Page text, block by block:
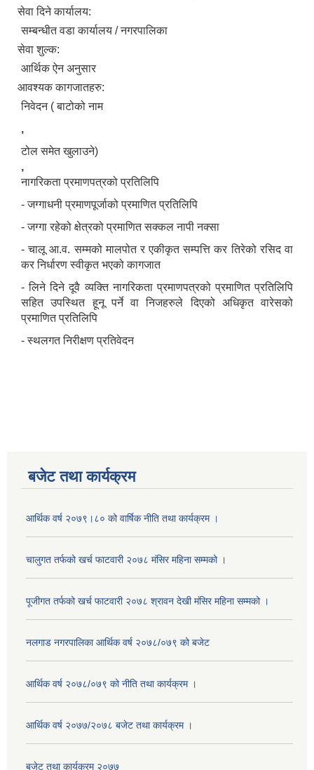
सेवा दिने कार्यालय:
सम्बन्धीत वडा कार्यालय / नगरपालिका
सेवा शुल्क:
आर्थिक ऐन अनुसार
आवश्यक कागजातहरु:
निवेदन ( बाटोको नाम
,
टोल समेत खुलाउने)
,
नागरिकता प्रमाणपत्रको प्रतिलिपि
- जग्गाधनी प्रमाणपूर्जाको प्रमाणित प्रतिलिपि
- जग्गा रहेको क्षेत्रको प्रमाणित सक्कल नापी नक्सा
- चालू आ.व. सम्मको मालपोत र एकीकृत सम्पत्ति कर तिरेको रसिद वा
कर निर्धारण स्वीकृत भएको कागजात
- लिने दिने दूवै व्यक्ति नागरिकता प्रमाणपत्रको प्रमाणित प्रतिलिपि
सहित उपस्थित हूनू पर्ने वा निजहरुले दिएको अधिकृत वारेसको
प्रमाणित प्रतिलिपि
- स्थलगत निरीक्षण प्रतिवेदन
बजेट तथा कार्यक्रम
आर्थिक वर्ष २०७९।८० को वार्षिक नीति तथा कार्यक्रम ।
चालुगत तर्फको खर्च फाटवारी २०७८ मंसिर महिना सम्मको ।
पूजीगत तर्फको खर्च फाटवारी २०७८ श्रावन देखी मंसिर महिना सम्मको ।
नलगाड नगरपालिका आर्थिक वर्ष २०७८/०७९ को बजेट
आर्थिक वर्ष २०७८/०७९ को नीति तथा कार्यक्रम ।
आर्थिक वर्ष २०७७/२०७८ बजेट तथा कार्यक्रम ।
बजेट तथा कार्यक्रम २०७७